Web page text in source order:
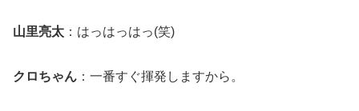
山里亮太 ：はっはっはっ(笑)
クロちゃん ：一番すぐ揮発しますから。